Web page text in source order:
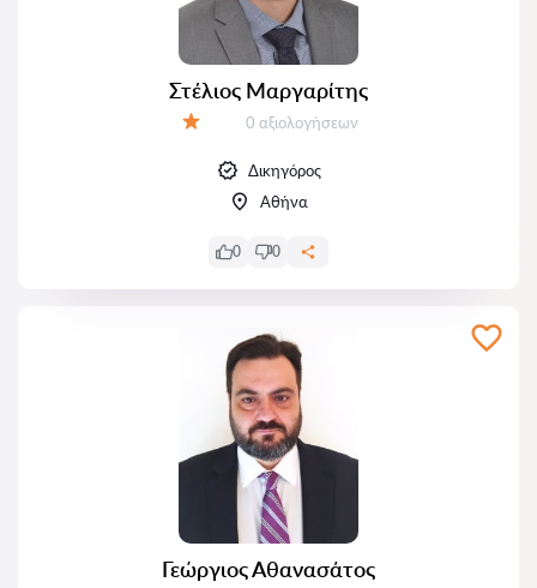
Στέλιος Μαργαρίτης
Αξιολογήσεις:
0 αξιολογήσεων
Δικηγόρος
Αθήνα
0 0
Γεώργιος Αθανασάτος